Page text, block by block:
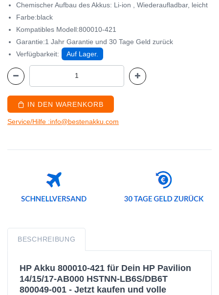
Chemischer Aufbau des Akkus: Li-ion , Wiederaufladbar, leicht
Farbe:black
Kompatibles Modell:800010-421
Garantie:1 Jahr Garantie und 30 Tage Geld zurück
Verfügbarkeit:
Auf Lager.
IN DEN WARENKORB
Service/Hilfe :info@bestenakku.com
BESCHREIBUNG
HP Akku 800010-421 für Dein HP Pavilion
14/15/17-AB000 HSTNN-LB6S/DB6T
800049-001 - Jetzt kaufen und volle